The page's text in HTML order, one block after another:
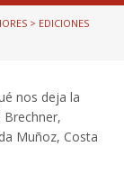
> EDICIONES
nos deja la
Brechner,
Muñoz, Costa